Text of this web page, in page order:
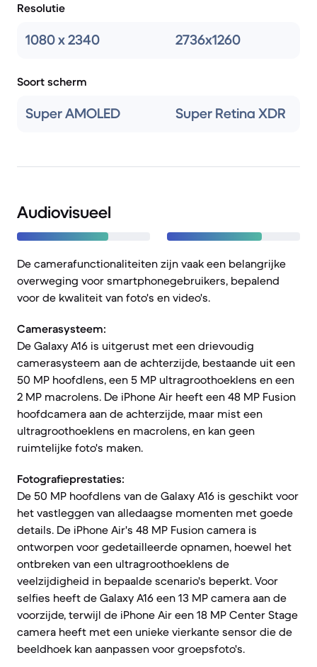
Resolutie
1080 x 2340 2736x1260
Soort scherm
Super AMOLED Super Retina XDR
Audiovisueel
De camerafunctionaliteiten zijn vaak een belangrijke
overweging voor smartphonegebruikers, bepalend
voor de kwaliteit van foto's en video's.
Camerasysteem:
De Galaxy A16 is uitgerust met een drievoudig
camerasysteem aan de achterzijde, bestaande uit een
50 MP hoofdlens, een 5 MP ultragroothoeklens en een
2 MP macrolens. De iPhone Air heeft een 48 MP Fusion
hoofdcamera aan de achterzijde, maar mist een
ultragroothoeklens en macrolens, en kan geen
ruimtelijke foto's maken.
Fotografieprestaties:
De 50 MP hoofdlens van de Galaxy A16 is geschikt voor
het vastleggen van alledaagse momenten met goede
details. De iPhone Air's 48 MP Fusion camera is
ontworpen voor gedetailleerde opnamen, hoewel het
ontbreken van een ultragroothoeklens de
veelzijdigheid in bepaalde scenario's beperkt. Voor
selfies heeft de Galaxy A16 een 13 MP camera aan de
voorzijde, terwijl de iPhone Air een 18 MP Center Stage
camera heeft met een unieke vierkante sensor die de
beeldhoek kan aanpassen voor groepsfoto's.